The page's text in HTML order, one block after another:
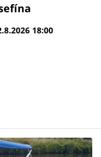
18:00